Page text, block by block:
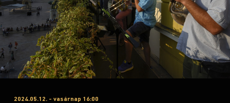
2024.05.12. - vasárnap 16:00